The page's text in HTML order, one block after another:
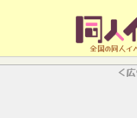
全国の同人イ
＜